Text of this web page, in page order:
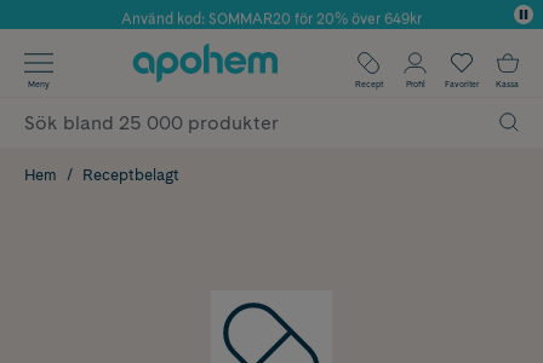
Årets Butik 2025 inom Skönhet
Använd kod: SOMMAR20 för 20% över 649kr
✓ Fri frakt
✓ Poäng på alla köp*
Meny Recept Profil Favoriter Kassa
Hem Receptbelagt